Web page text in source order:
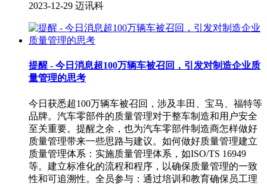
2023-12-29 迈讯科
提醒 - 今日消息超100万辆车被召回，引发对制造企业质
量管理的思考
今日获悉超100万辆车被召回，涉及丰田、宝马、福特等
品牌。汽车零部件的质量管理对于整车制造和用户安全
至关重要。提醒之余，也为汽车零部件制造商怎样做好
质量管理带来一些思路与建议。如何做好质量管理建立
质量管理体系：实施质量管理体系，如ISO/TS 16949
等。建立标准化的流程和程序，以确保质量管理的一致
性和可追溯性。全员参与：通过培训和教育确保员工理